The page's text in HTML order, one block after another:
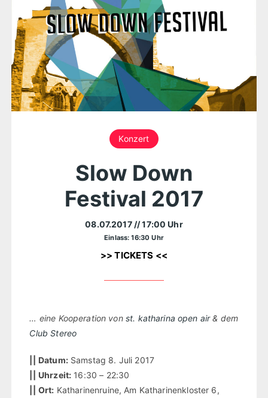
Konzert
Slow Down
Festival 2017
08.07.2017 // 17:00 Uhr
Einlass: 16:30 Uhr
>> TICKETS <<
… eine Kooperation von st. katharina open air& dem
Club Stereo
Datum:Samstag 8. Juli 2017
Uhrzeit: 16:30 – 22:30
Ort: Katharinenruine, Am Katharinenkloster 6,